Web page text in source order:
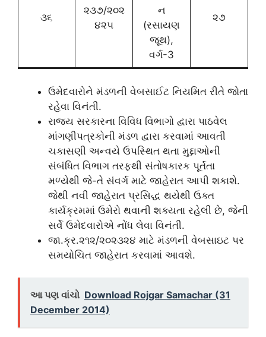
૩૬
૨૩૭/૨૦૨
૪૨૫
ન
(રસાયણ
જૂથ),
વર્ગ-3
૨૭
ઉમેદવારોને મંડળની વેબસાઈટ નિયમિત રીતે જોતા
રહેવા વિનંતી.
રાજય સરકારના વિવિધ વિભાગો દ્વારા પાઠવેલ
માંગણીપત્રકોની મંડળ દ્વારા કરવામાં આવતી
ચકાસણી અન્વયે ઉપસ્થિત થતા મુદ્દાઓની
સંબંધિત વિભાગ તરફથી સંતોષકારક પૂર્તતા
મળ્યેથી જે-તે સંવર્ગ માટે જાહેરાત આપી શકાશે.
જેથી નવી જાહેરાત પ્રસિદ્ધ થયેથી ઉક્ત
કાર્યક્રમમાં ઉમેરો થવાની શક્યતા રહેલી છે, જેની
સર્વે ઉમેદવારોએ નોંધ લેવા વિનંતી.
જા.ક્ર.૨૧૨/૨૦૨૩૨૪ માટે મંડળની વેબસાઇટ પર
સમયોચિત જાહેરાત કરવામાં આવશે.
આ પણ વાંચો Download Rojgar Samachar (31
December 2014)